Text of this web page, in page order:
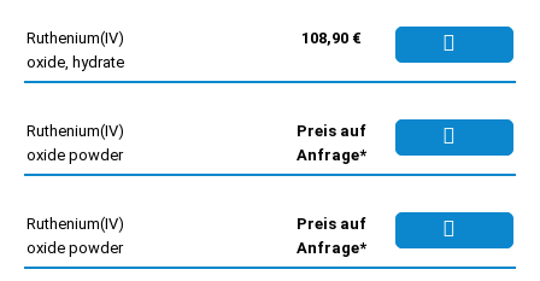
Ruthenium(IV)
oxide, hydrate
108,90 €
Ruthenium(IV)
oxide powder
Preis auf
Anfrage*
Ruthenium(IV)
oxide powder
Preis auf
Anfrage*